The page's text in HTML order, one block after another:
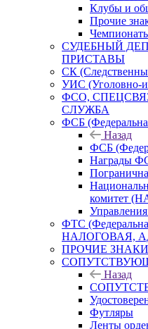
Клубы и
Прочие
СУДЕБНЫЙ
ПРИСТАВЫ
СК
УИС (Уголовно-
ФСО,
СЛУЖБА
ФСБ
Назад
ФСБ
Награды
комитет
ФТС
НАЛОГОВАЯ,
ПРОЧИЕ ЗНАКИ
Назад
Футляры
Ленты